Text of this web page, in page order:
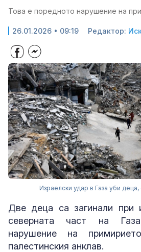
Това е поредното нарушение на
26.01.2026 • 09:19 Редактор:
Израелски удар в Газа уби
Две деца са загинали при
северната част на
нарушение на
палестинския анклав.